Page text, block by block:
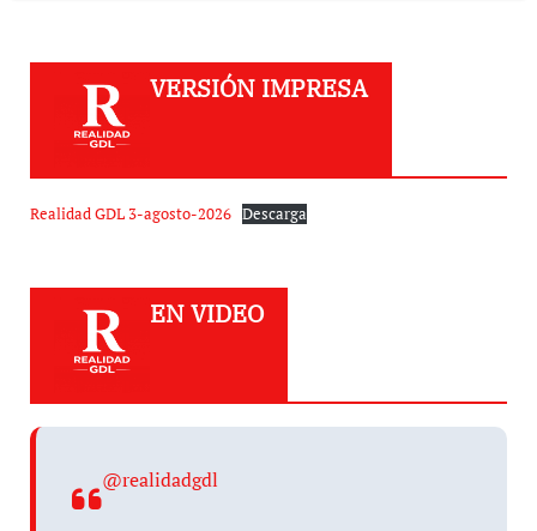
VERSIÓN IMPRESA
Realidad GDL 3-agosto-2026 Descarga
EN VIDEO
@realidadgdl